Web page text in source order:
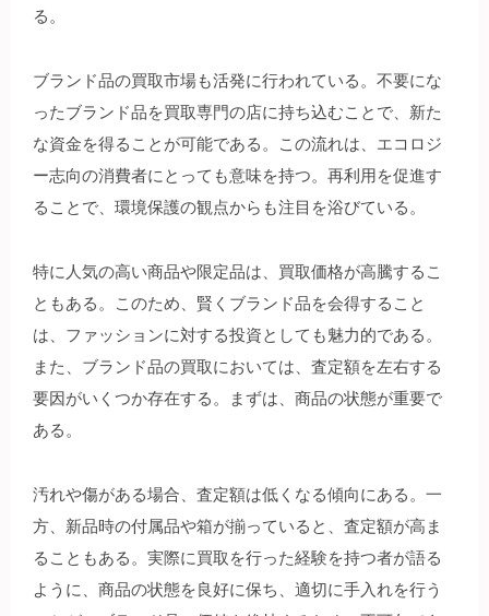
る。
ブランド品の買取市場も活発に行われている。不要にな
ったブランド品を買取専門の店に持ち込むことで、新た
な資金を得ることが可能である。この流れは、エコロジ
ー志向の消費者にとっても意味を持つ。再利用を促進す
ることで、環境保護の観点からも注目を浴びている。
特に人気の高い商品や限定品は、買取価格が高騰するこ
ともある。このため、賢くブランド品を会得すること
は、ファッションに対する投資としても魅力的である。
また、ブランド品の買取においては、査定額を左右する
要因がいくつか存在する。まずは、商品の状態が重要で
ある。
汚れや傷がある場合、査定額は低くなる傾向にある。一
方、新品時の付属品や箱が揃っていると、査定額が高ま
ることもある。実際に買取を行った経験を持つ者が語る
ように、商品の状態を良好に保ち、適切に手入れを行う